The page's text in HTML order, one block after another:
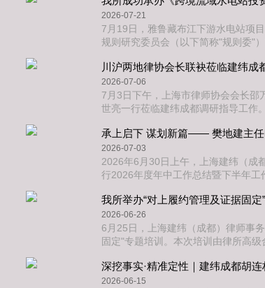
解释(二)》十大核心板块展开，聚焦
条拆解实务要点。
2026-07-21
7月19日，雅鲁藏布江下游水电站项
规则研究委员会（以下简称"规则委"
市建纬律师事务所、大成律师事务所
办本次会议。来自法律界、工程咨询
研究院正在研制的《水项目
川沪两地律协会长联袂莅临建纬成
2026-07-06
7月3日下午，上海市律师协会会长邵
世亮一行莅临建纬成都调研指导工作
成都管理团队的陪同下，参观了律所
所的办公布局、专业团队配置以及文
会。建纬成都副主任张金卫律
承上启下 谋划新篇—— 樊地建主任
2026-07-03
2026年6月30日上午，上海建纬（成
行2026年度年中工作总结暨下半年
点评和集体讨论等形式，全面梳理上
报：以数据复盘工作，以问题导向改
整体工作情况作系统
我所举办“对上履约管理及证据固定
2026-06-26
6月25日，上海建纬（成都）律师事
固定"专题培训。本次培训由律所高
中的签证与索赔两大实务核心,赵家伟
签证效力、索赔程序合规、索赔失权
2026-06-15